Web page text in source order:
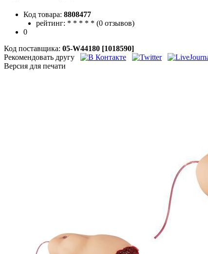
Код товара: 8808477
рейтинг: * * * * * (0 отзывов)
0
Код поставщика: 05-W44180 [1018590]
Рекомендовать другу
Версия для печати